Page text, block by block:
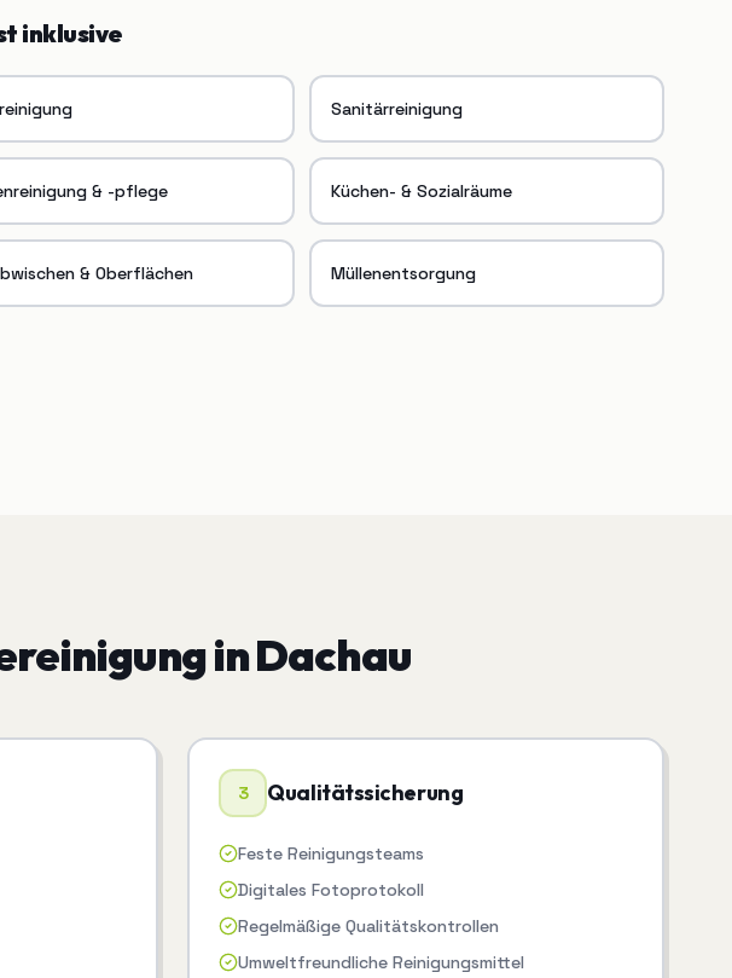
inklusive
Sanitärreinigung
& -pflege Küchen- & Sozialräume
& Oberflächen Müllenentsorgung
inDachau
3 Qualitätssicherung
Feste Reinigungsteams
Digitales Fotoprotokoll
Regelmäßige Qualitätskontrollen
Umweltfreundliche Reinigungsmittel